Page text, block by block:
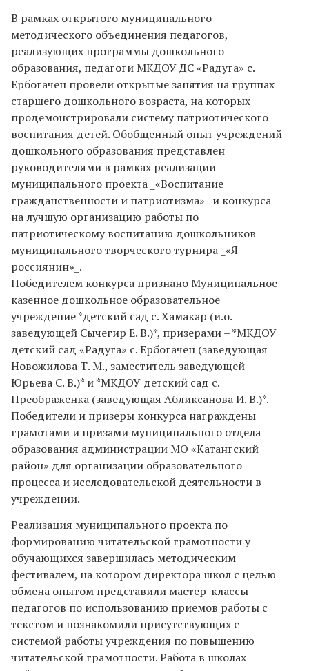
В рамках открытого муниципального
методического объединения педагогов,
реализующих программы дошкольного
образования, педагоги МКДОУ ДС «Радуга» с.
Ербогачен провели открытые занятия на группах
старшего дошкольного возраста, на которых
продемонстрировали систему патриотического
воспитания детей. Обобщенный опыт учреждений
дошкольного образования представлен
руководителями в рамках реализации
муниципального проекта _«Воспитание
гражданственности и патриотизма»_ и конкурса
на лучшую организацию работы по
патриотическому воспитанию дошкольников
муниципального творческого турнира _«Я-
россиянин»_.
Победителем конкурса признано Муниципальное
казенное дошкольное образовательное
учреждение *детский сад с. Хамакар (и.о.
заведующей Сычегир Е. В.)*, призерами – *МКДОУ
детский сад «Радуга» с. Ербогачен (заведующая
Новожилова Т. М., заместитель заведующей –
Юрьева С. В.)* и *МКДОУ детский сад с.
Преображенка (заведующая Абликсанова И. В.)*.
Победители и призеры конкурса награждены
грамотами и призами муниципального отдела
образования администрации МО «Катангский
район» для организации образовательного
процесса и исследовательской деятельности в
учреждении.
Реализация муниципального проекта по
формированию читательской грамотности у
обучающихся завершилась методическим
фестивалем, на котором директора школ с целью
обмена опытом представили мастер-классы
педагогов по использованию приемов работы с
текстом и познакомили присутствующих с
системой работы учреждения по повышению
читательской грамотности. Работа в школах